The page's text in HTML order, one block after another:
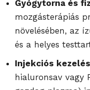
Gyógytorna és
mozgásterápiás
növelésében, az
és a helyes
Injekciós
hialuronsav vagy